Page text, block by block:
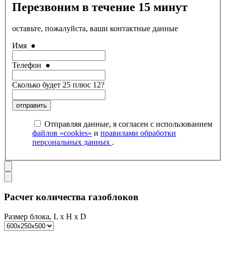
Перезвоним в течение 15 минут
оставьте, пожалуйста, ваши контактные данные
Имя ●
Телефон ●
Сколько будет 25 плюс 12?
отправить
Отправляя данные, я согласен с использованием
файлов «cookies» и правилами обработки
персональных данных .
Расчет количества газоблоков
Размер блока, L x H x D